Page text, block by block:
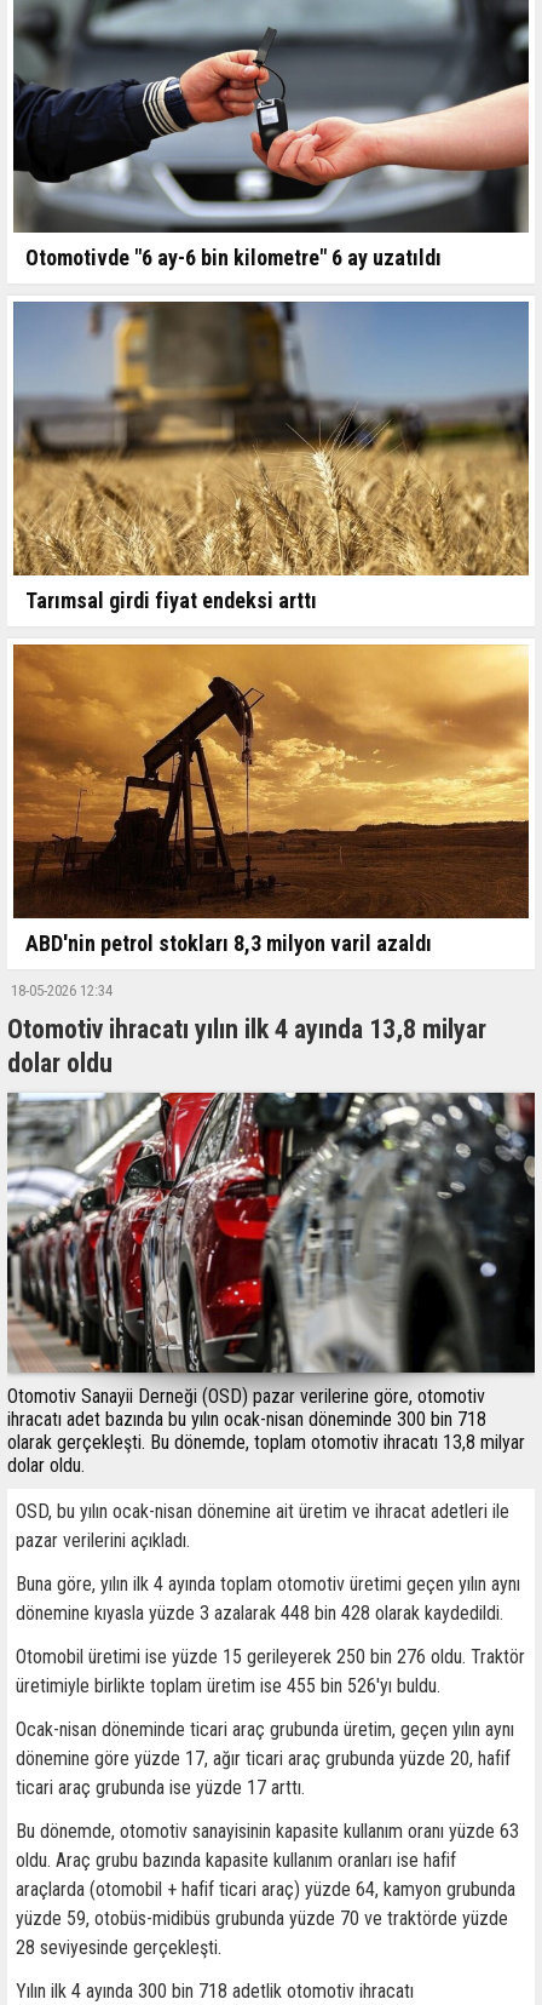
Otomotivde "6 ay-6 bin kilometre" 6 ay uzatıldı
Tarımsal girdi fiyat endeksi arttı
ABD'nin petrol stokları 8,3 milyon varil azaldı
18-05-2026 12:34
Otomotiv ihracatı yılın ilk 4 ayında 13,8 milyar
dolar oldu
Otomotiv Sanayii Derneği (OSD) pazar verilerine göre, otomotiv
ihracatı adet bazında bu yılın ocak-nisan döneminde 300 bin 718
olarak gerçekleşti. Bu dönemde, toplam otomotiv ihracatı 13,8 milyar
dolar oldu.
OSD, bu yılın ocak-nisan dönemine ait üretim ve ihracat adetleri ile
pazar verilerini açıkladı.
Buna göre, yılın ilk 4 ayında toplam otomotiv üretimi geçen yılın aynı
dönemine kıyasla yüzde 3 azalarak 448 bin 428 olarak kaydedildi.
Otomobil üretimi ise yüzde 15 gerileyerek 250 bin 276 oldu. Traktör
üretimiyle birlikte toplam üretim ise 455 bin 526'yı buldu.
Ocak-nisan döneminde ticari araç grubunda üretim, geçen yılın aynı
dönemine göre yüzde 17, ağır ticari araç grubunda yüzde 20, hafif
ticari araç grubunda ise yüzde 17 arttı.
Bu dönemde, otomotiv sanayisinin kapasite kullanım oranı yüzde 63
oldu. Araç grubu bazında kapasite kullanım oranları ise hafif
araçlarda (otomobil + hafif ticari araç) yüzde 64, kamyon grubunda
yüzde 59, otobüs-midibüs grubunda yüzde 70 ve traktörde yüzde
28 seviyesinde gerçekleşti.
Yılın ilk 4 ayında 300 bin 718 adetlik otomotiv ihracatı